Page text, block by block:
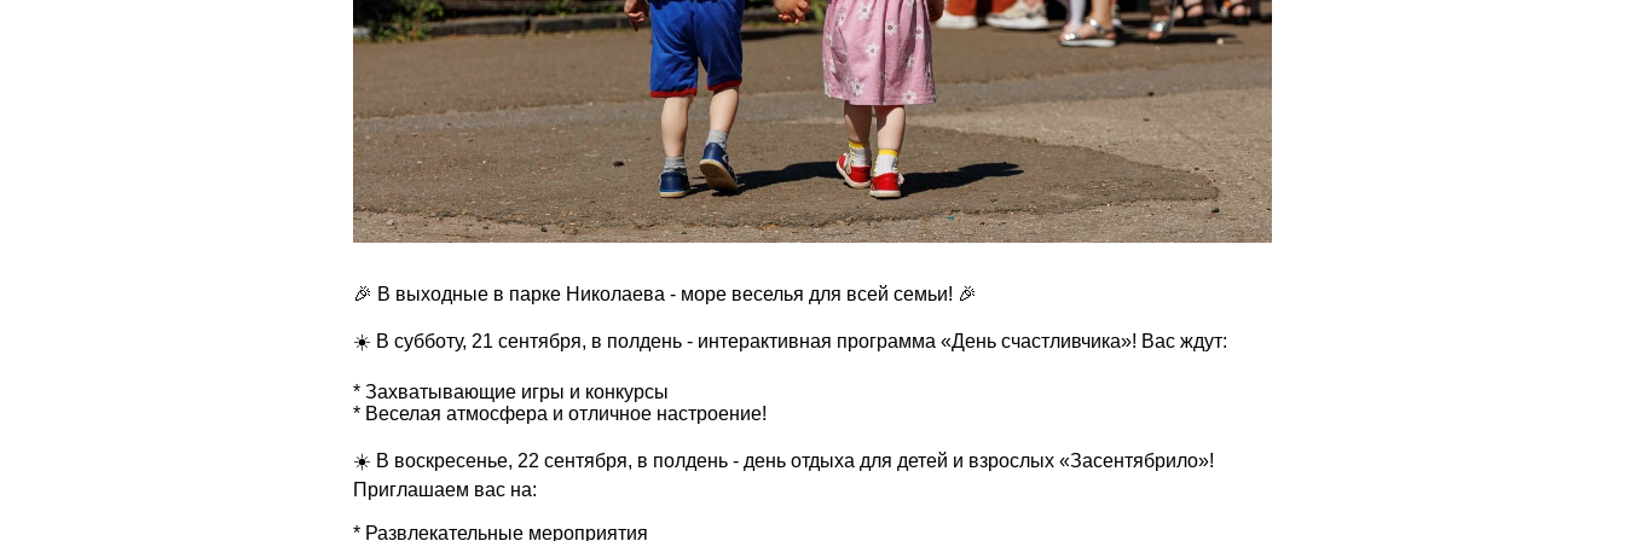
🎉 В выходные в парке Николаева - море веселья для всей семьи! 🎉
☀️ В субботу, 21 сентября, в полдень - интерактивная программа «День счастливчика»! Вас ждут:
* Захватывающие игры и конкурсы
* Веселая атмосфера и отличное настроение!
☀️ В воскресенье, 22 сентября, в полдень - день отдыха для детей и взрослых «Засентябрило»!
Приглашаем вас на:
* Развлекательные мероприятия